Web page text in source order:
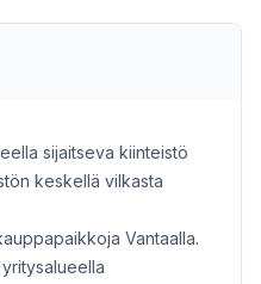
sijaitseva kiinteistö
keskellä vilkasta
Vantaalla.